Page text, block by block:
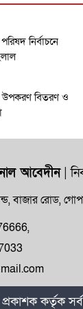
নির্বাচনে
উপকরণ বিতরণ ও
আবেদীন|
বাজার রোড,
কর্তৃক